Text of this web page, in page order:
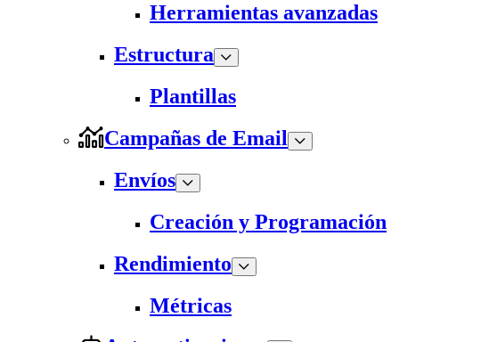
Herramientas avanzadas
Estructura
Plantillas
Campañas de Email
Envíos
Creación y Programación
Rendimiento
Métricas